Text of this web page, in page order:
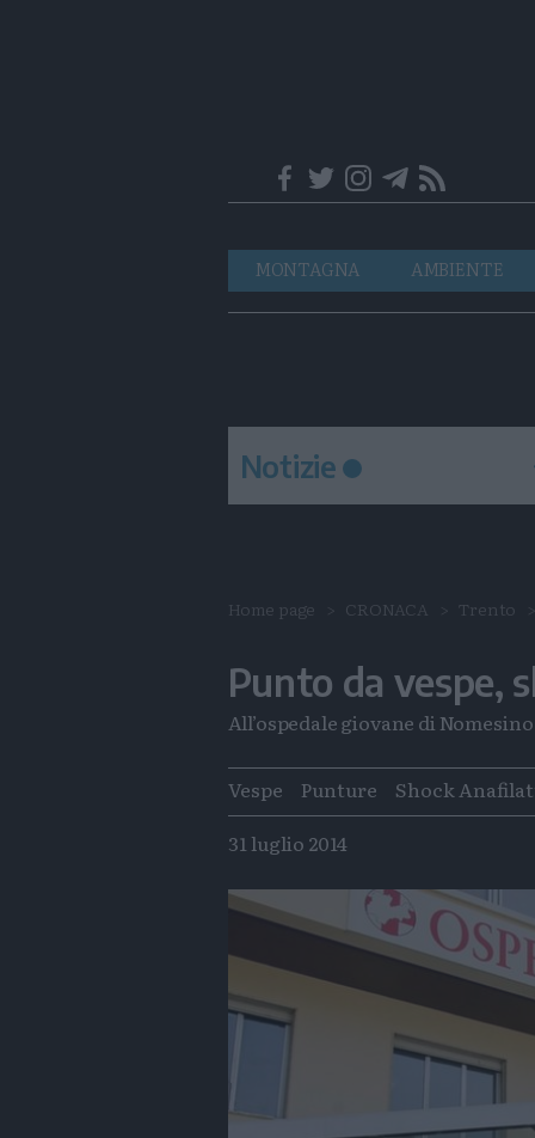
Navigazione
principale
MONTAGNA AMBIENTE
Notizie
Home page CRONACA Trento
Punto da vespe,
All’ospedale giovane di
Tags
Vespe Punture
Shock
31 luglio 2014